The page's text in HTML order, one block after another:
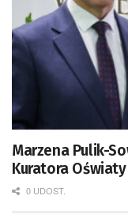
Marzena Pulik-
Kuratora Oświaty
0 UDOST.